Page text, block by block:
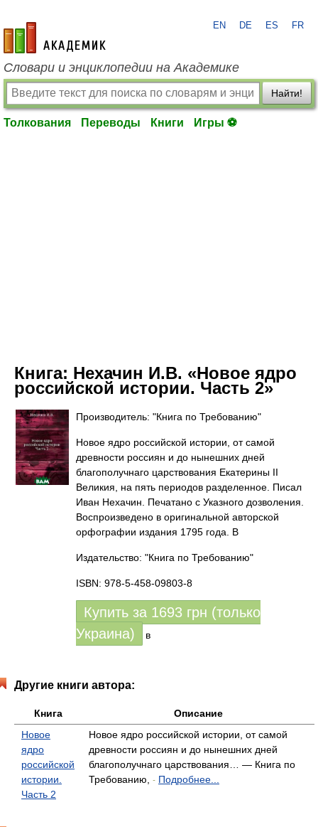
academic.ru
EN DE ES FR
Словари и энциклопедии на Академике
Найти!
Толкования Переводы Книги Игры ⚽
Книга: Нехачин И.В. «Новое ядро
российской истории. Часть 2»
Производитель: "Книга по Требованию"
Новое ядро российской истории, от самой
древности россиян и до нынешних дней
благополучнаго царствования Екатерины II
Великия, на пять периодов разделенное. Писал
Иван Нехачин. Печатано с Указного дозволения.
Воспроизведено в оригинальной авторской
орфографии издания 1795 года. В
Издательство: "Книга по Требованию"
ISBN: 978-5-458-09803-8
Купить за 1693 грн (только
Украина)
в
Другие книги автора:
Книга
Описание
Новое
ядро
российской
истории.
Часть 2
Новое ядро российской истории, от самой
древности россиян и до нынешних дней
благополучнаго царствования… — Книга по
Требованию,
- Подробнее...